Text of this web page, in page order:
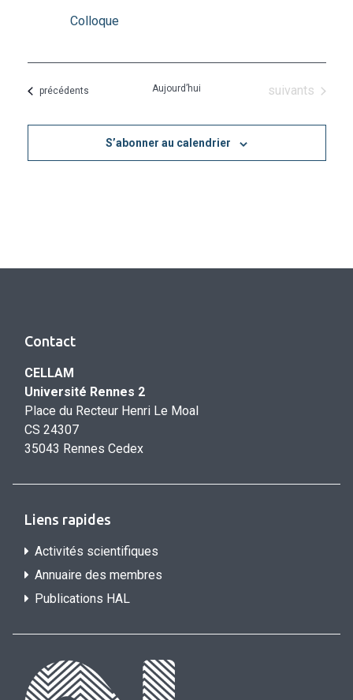
Colloque
Évènements
précédents Aujourd’hui Évènements
suivants
S’abonner au calendrier
Contact
CELLAM
Université Rennes 2
Place du Recteur Henri Le Moal
CS 24307
35043 Rennes Cedex
Liens rapides
Activités scientifiques
Annuaire des membres
Publications HAL